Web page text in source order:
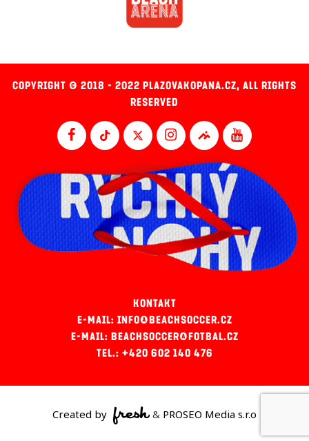
COPYRIGHT © 2018 - 2022 PLAZOVAKOPANA.CZ, ALL RIGHTS
RESERVED
KONTAKT
E-MAIL: INFO@BEACHSOCCER.CZ
E-MAIL: BEACHSOCCER@FOTBAL.CZ
TEL.: +420 602 140 476
Created by & PROSEO Media s.r.o